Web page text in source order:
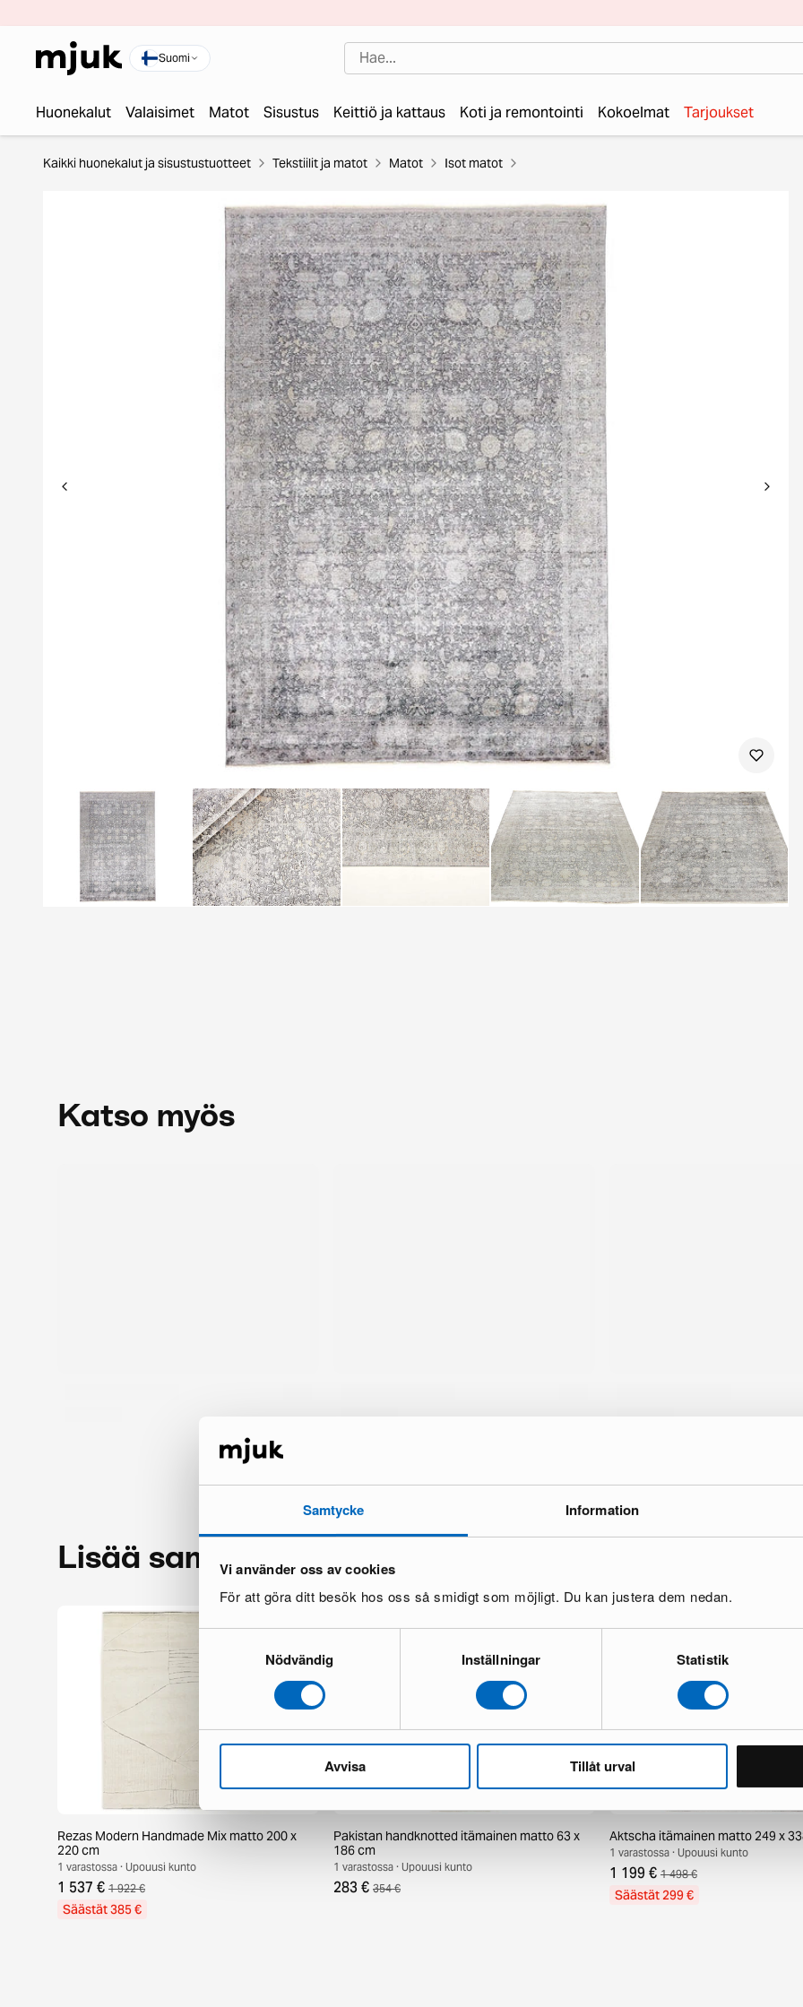
Samtycke Information
Vi använder oss av cookies
För att göra ditt besök hos oss så smidigt som möjligt. Du kan justera dem nedan.
Nödvändig Inställningar Statistik
Avvisa Tillåt urval
Suomi
Huonekalut Valaisimet Matot Sisustus Keittiö ja kattaus Koti ja remontointi Kokoelmat Tarjoukset
Kaikki huonekalut ja sisustustuotteet Tekstiilit ja matot Matot Isot matot
Katso myös
Lisää samalta brändiltä
Rezas Modern Handmade Mix matto 200 x
220 cm
1 varastossa · Upouusi kunto
1 537 € 1 922 €
Säästät 385 €
Pakistan handknotted itämainen matto 63 x
186 cm
1 varastossa · Upouusi kunto
283 € 354 €
Aktscha itämainen matto 249 x
1 varastossa · Upouusi kunto
1 199 € 1 498 €
Säästät 299 €